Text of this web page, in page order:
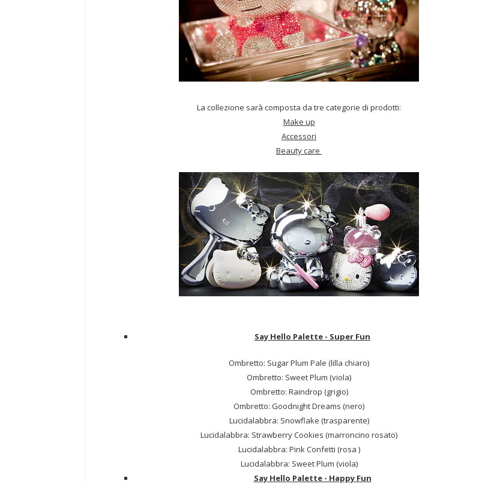
La collezione sarà composta da tre categorie di prodotti:
Make up
Accessori
Beauty care
Say Hello Palette - Super Fun
Ombretto: Sugar Plum Pale (lilla chiaro)
Ombretto: Sweet Plum (viola)
Ombretto: Raindrop (grigio)
Ombretto: Goodnight Dreams (nero)
Lucidalabbra: Snowflake (trasparente)
Lucidalabbra: Strawberry Cookies (marroncino rosato)
Lucidalabbra: Pink Confetti (rosa )
Lucidalabbra: Sweet Plum (viola)
Say Hello Palette - Happy Fun